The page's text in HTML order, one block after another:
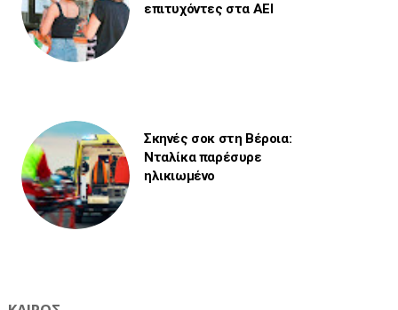
επιτυχόντες στα ΑΕΙ
Σκηνές σοκ στη Βέροια:
Νταλίκα παρέσυρε
ηλικιωμένο